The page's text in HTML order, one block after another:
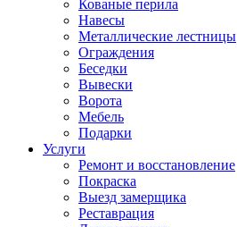
Кованые перила
Навесы
Металлические лестницы
Ограждения
Беседки
Вывески
Ворота
Мебель
Подарки
Услуги
Ремонт и восстановление
Покраска
Выезд замерщика
Реставрация